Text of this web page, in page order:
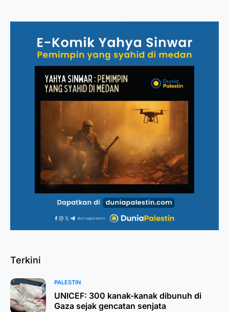
Terkini
PALESTIN
UNICEF: 300 kanak-kanak dibunuh di
Gaza sejak gencatan senjata